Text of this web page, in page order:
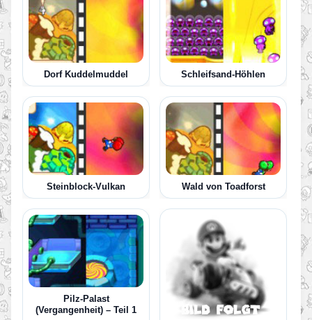
Dorf Kuddelmuddel Schleifsand-Höhlen
Steinblock-Vulkan Wald von Toadforst
Pilz-Palast
(Vergangenheit) – Teil 1